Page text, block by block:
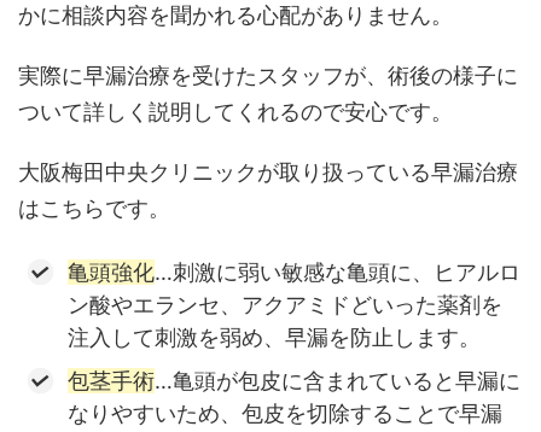
かに相談内容を聞かれる心配がありません。
実際に早漏治療を受けたスタッフが、術後の様子に
ついて詳しく説明してくれるので安心です。
大阪梅田中央クリニックが取り扱っている早漏治療
はこちらです。
亀頭強化…刺激に弱い敏感な亀頭に、ヒアルロ
ン酸やエランセ、アクアミドどいった薬剤を
注入して刺激を弱め、早漏を防止します。
包茎手術…亀頭が包皮に含まれていると早漏に
なりやすいため、包皮を切除することで早漏